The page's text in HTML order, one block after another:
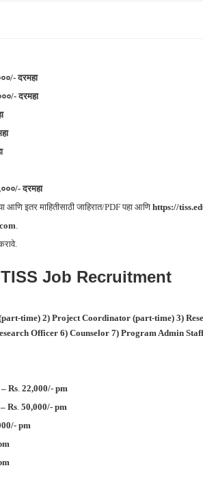
दरमहा
दरमहा
दरमहा
आणि इतर माहितीसाठी जाहिरात/PDF पहा आणि https://
.
Job Recruitment
time) 2) Project Coordinator (part-time) 3)
Officer 6) Counselor 7) Program Admin Staff
Rs.22,000/- pm
Rs.50,000/- pm
pm